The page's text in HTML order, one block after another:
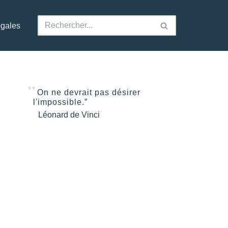
On ne devrait pas désirer
l'impossible.”
Léonard de Vinci